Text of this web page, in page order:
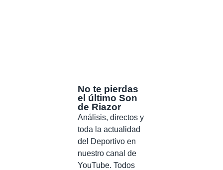
No te pierdas
el último Son
de Riazor
Análisis, directos y
toda la actualidad
del Deportivo en
nuestro canal de
YouTube. Todos